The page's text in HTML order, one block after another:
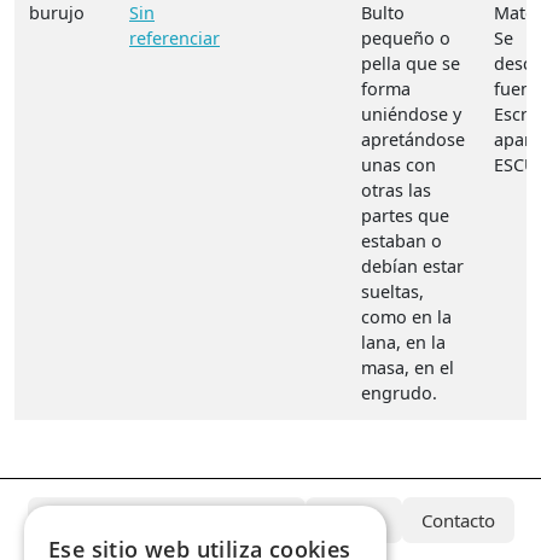
burujo
Sin
referenciar
Bulto
pequeño o
pella que se
forma
uniéndose y
apretándose
unas con
otras las
partes que
estaban o
debían estar
sueltas,
como en la
lana, en la
masa, en el
engrudo.
Se
Equipo Contacto
Ese sitio web utiliza cookies